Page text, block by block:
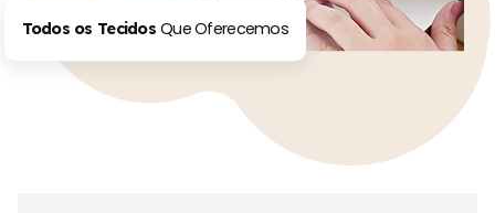
Todos os Tecidos Que Oferecemos